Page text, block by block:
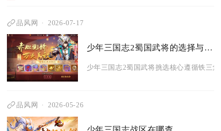
品风网 2026-07-17
少年三国志2蜀国武将的选择与阵容站位有哪些要点
少年三国志2蜀国武将挑选核心遵循铁三
品风网 2026-05-26